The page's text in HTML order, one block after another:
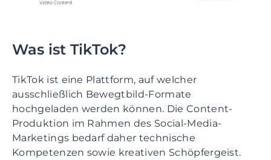
Was ist TikTok?
TikTok ist eine Plattform, auf welcher
ausschließlich Bewegtbild-Formate
hochgeladen werden können. Die Content-
Produktion im Rahmen des Social-Media-
Marketings bedarf daher technische
Kompetenzen sowie kreativen Schöpfergeist.